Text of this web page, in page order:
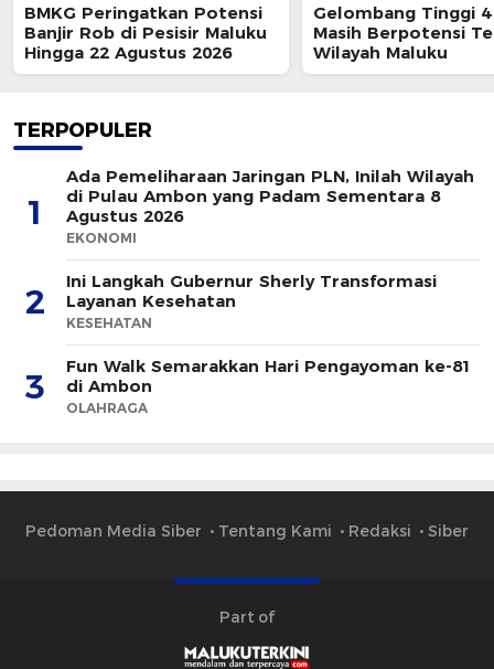
BMKG Peringatkan Potensi
Banjir Rob di Pesisir Maluku
Hingga 22 Agustus 2026
Gelombang Tinggi
Masih Berpotensi
Wilayah Maluku
TERPOPULER
1
Ada Pemeliharaan Jaringan PLN, Inilah Wilayah
di Pulau Ambon yang Padam Sementara 8
Agustus 2026
EKONOMI
2
Ini Langkah Gubernur Sherly Transformasi
Layanan Kesehatan
KESEHATAN
3
Fun Walk Semarakkan Hari Pengayoman ke-81
di Ambon
OLAHRAGA
Pedoman Media Siber Tentang Kami Redaksi Siber
Part of